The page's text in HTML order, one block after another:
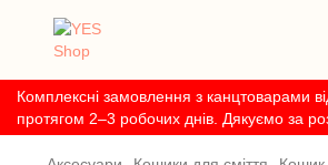
Комплексні замовлення з канцтоварами
протягом 2–3 робочих днів. Дякуємо за